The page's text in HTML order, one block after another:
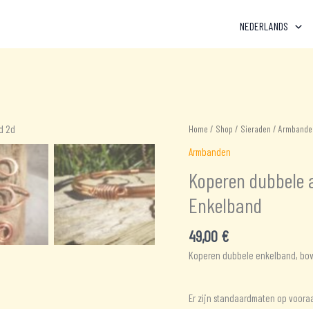
NEDERLANDS
Home / Shop / Sieraden /
Armbanden
Koperen
Enkelband
49,00 €
Koperen dubbele enkelband,
Er zijn standaardmaten op